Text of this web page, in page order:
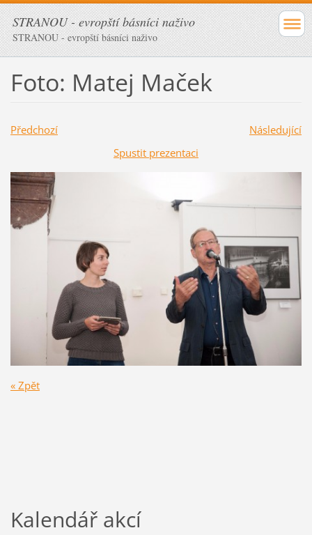
STRANOU - evropští básníci naživo
STRANOU - evropští básníci naživo
Foto: Matej Maček
Předchozí
Následující
Spustit prezentaci
« Zpět
Kalendář akcí